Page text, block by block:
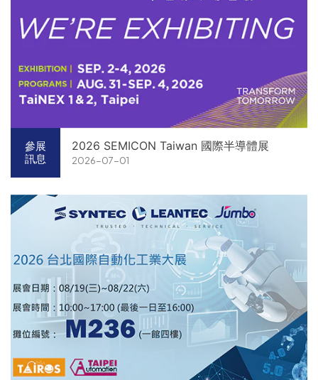
參展
訊息
2026 SEMICON Taiwan 國際半導體展
2026-07-01